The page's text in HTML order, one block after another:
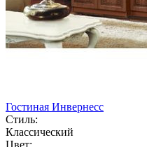
Гостиная Инвернесс
Стиль:
Классический
Цвет: